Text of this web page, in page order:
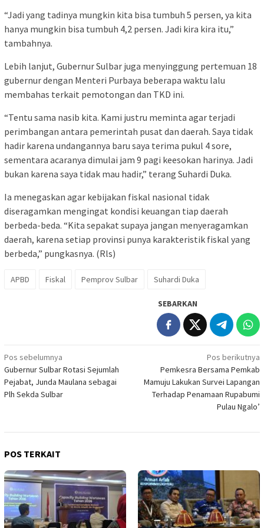
“Jadi yang tadinya mungkin kita bisa tumbuh 5 persen, ya kita
hanya mungkin bisa tumbuh 4,2 persen. Jadi kira kira itu,”
tambahnya.
Lebih lanjut, Gubernur Sulbar juga menyinggung pertemuan 18
gubernur dengan Menteri Purbaya beberapa waktu lalu
membahas terkait pemotongan dan TKD ini.
“Tentu sama nasib kita. Kami justru meminta agar terjadi
perimbangan antara pemerintah pusat dan daerah. Saya tidak
hadir karena undangannya baru saya terima pukul 4 sore,
sementara acaranya dimulai jam 9 pagi keesokan harinya. Jadi
bukan karena saya tidak mau hadir,” terang Suhardi Duka.
Ia menegaskan agar kebijakan fiskal nasional tidak
diseragamkan mengingat kondisi keuangan tiap daerah
berbeda-beda. “Kita sepakat supaya jangan menyeragamkan
daerah, karena setiap provinsi punya karakteristik fiskal yang
berbeda,” pungkasnya. (Rls)
APBD Fiskal Pemprov Sulbar Suhardi Duka
SEBARKAN
Navigasi
pos
Pos sebelumnya
Gubernur Sulbar Rotasi Sejumlah
Pejabat, Junda Maulana sebagai
Plh Sekda Sulbar
Pos berikutnya
Pemkesra Bersama Pemkab
Mamuju Lakukan Survei Lapangan
Terhadap Penamaan Rupabumi
Pulau Ngalo’
POS TERKAIT